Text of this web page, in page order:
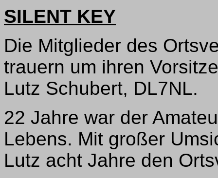
SILENT KEY
Die Mitglieder des
trauern um ihren
Lutz Schubert, DL7NL.
22 Jahre war der
Lebens. Mit großer
Lutz acht Jahre den